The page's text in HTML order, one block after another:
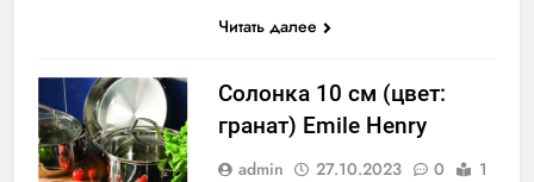
Читать далее
Солонка 10 см (цвет:
гранат) Emile Henry
admin 27.10.2023 0
1